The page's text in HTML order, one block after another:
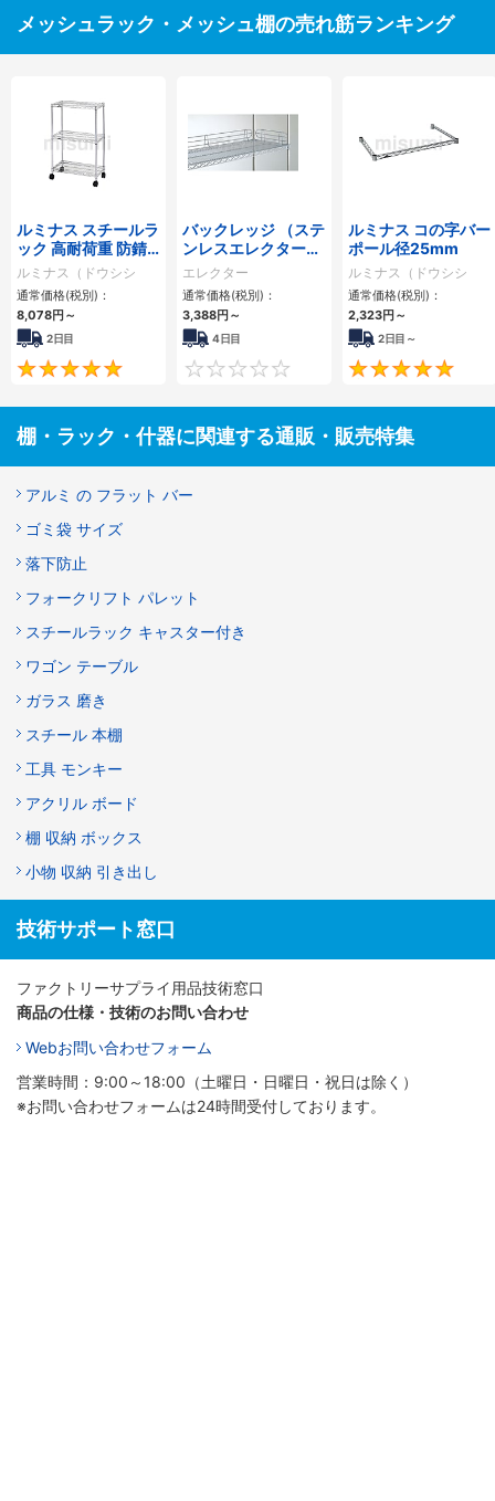
メッシュラック・メッシュ棚の売れ筋ランキング
ルミナス スチールラ
ック 高耐荷重 防錆
加工 棚位置可変 ポ
ール径25mm
ルミナス（ドウシシ
ャ）
通常価格(税別)：
8,078円 ～
2日目
4.8
バックレッジ （ステ
ンレスエレクターシ
ェルフ用）
エレクター
通常価格(税別)：
3,388円 ～
4日目
0
ルミナス コの字バー
ポール径25mm
ルミナス（ドウシシ
ャ）
通常価格(税別)：
2,323円 ～
2日目～
棚・ラック・什器に関連する通販・販売特集
アルミ の フラット バー
ゴミ袋 サイズ
落下防止
フォークリフト パレット
スチールラック キャスター付き
ワゴン テーブル
ガラス 磨き
スチール 本棚
工具 モンキー
アクリル ボード
棚 収納 ボックス
小物 収納 引き出し
技術サポート窓口
ファクトリーサプライ用品技術窓口
商品の仕様・技術のお問い合わせ
Webお問い合わせフォーム
営業時間：9:00～18:00（土曜日・日曜日・祝日は除く）
※お問い合わせフォームは24時間受付しております。